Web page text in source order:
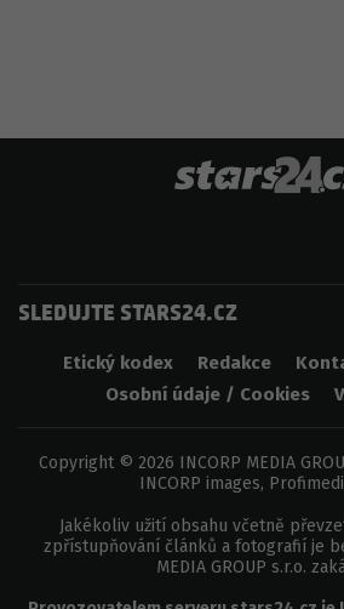
SLEDUJTE STARS24.CZ
Etický kodex Redakce
Osobní údaje / Cookies
Copyright © 2026 INCORP MEDIA
INCORP images,
Jakékoliv užití obsahu včetně
zpřístupňování článků a fotografií je
MEDIA GROUP s.r.o.